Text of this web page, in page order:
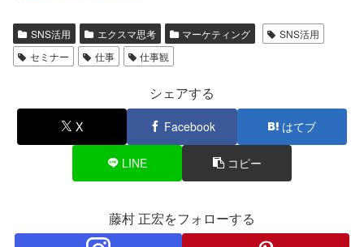
SNS活用 エクスマ思考 マーケティング
SNS活用
セミナー
仕事 仕事観
シェアする
X Facebook はてブ
LINE コピー
藤村 正宏をフォローする